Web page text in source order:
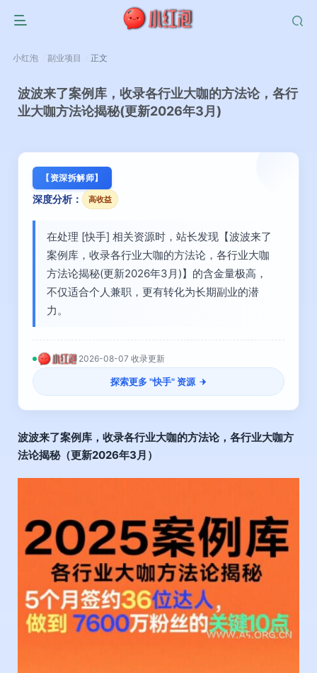
小红泡 副业项目 正文
波波来了案例库，收录各行业大咖的方法论，各行
业大咖方法论揭秘(更新2026年3月)
【资深拆解师】
深度分析： 高收益
在处理 [快手] 相关资源时，站长发现【波波来了
案例库，收录各行业大咖的方法论，各行业大咖
方法论揭秘(更新2026年3月)】的含金量极高，
不仅适合个人兼职，更有转化为长期副业的潜
力。
2026-08-07 收录更新
探索更多 "快手" 资源
波波来了案例库，收录各行业大咖的方法论，各行业大咖方
法论揭秘（更新2026年3月）